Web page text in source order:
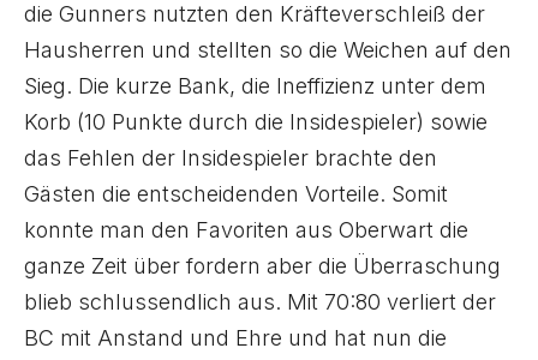
die Gunners nutzten den Kräfteverschleiß der
Hausherren und stellten so die Weichen auf den
Sieg. Die kurze Bank, die Ineffizienz unter dem
Korb (10 Punkte durch die Insidespieler) sowie
das Fehlen der Insidespieler brachte den
Gästen die entscheidenden Vorteile. Somit
konnte man den Favoriten aus Oberwart die
ganze Zeit über fordern aber die Überraschung
blieb schlussendlich aus. Mit 70:80 verliert der
BC mit Anstand und Ehre und hat nun die